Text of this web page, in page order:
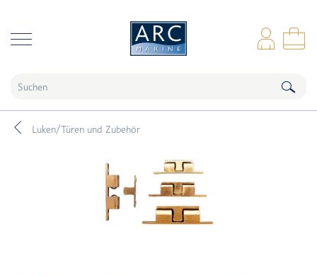
Luken/Türen und Zubehör